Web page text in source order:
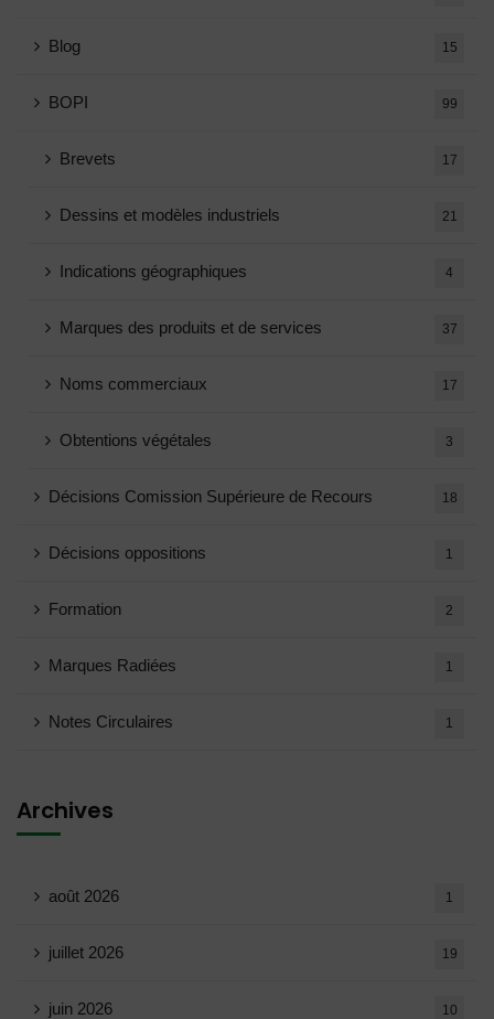
Blog 15
BOPI 99
Brevets 17
Dessins et modèles industriels 21
Indications géographiques 4
Marques des produits et de services 37
Noms commerciaux 17
Obtentions végétales 3
Décisions Comission Supérieure de Recours 18
Décisions oppositions 1
Formation 2
Marques Radiées 1
Notes Circulaires 1
Archives
août 2026 1
juillet 2026 19
juin 2026 10